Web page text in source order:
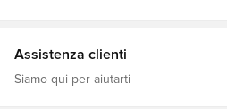
Assistenza clienti
Siamo qui per aiutarti